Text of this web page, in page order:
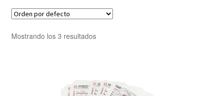
Blog
Acerca de ArquiRegalos
Mostrando los 3 resultados